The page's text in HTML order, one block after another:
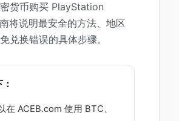
货币购买 PlayStation
将说明最安全的方法、地区
兑换错误的具体步骤。
在 ACEB.com 使用 BTC、